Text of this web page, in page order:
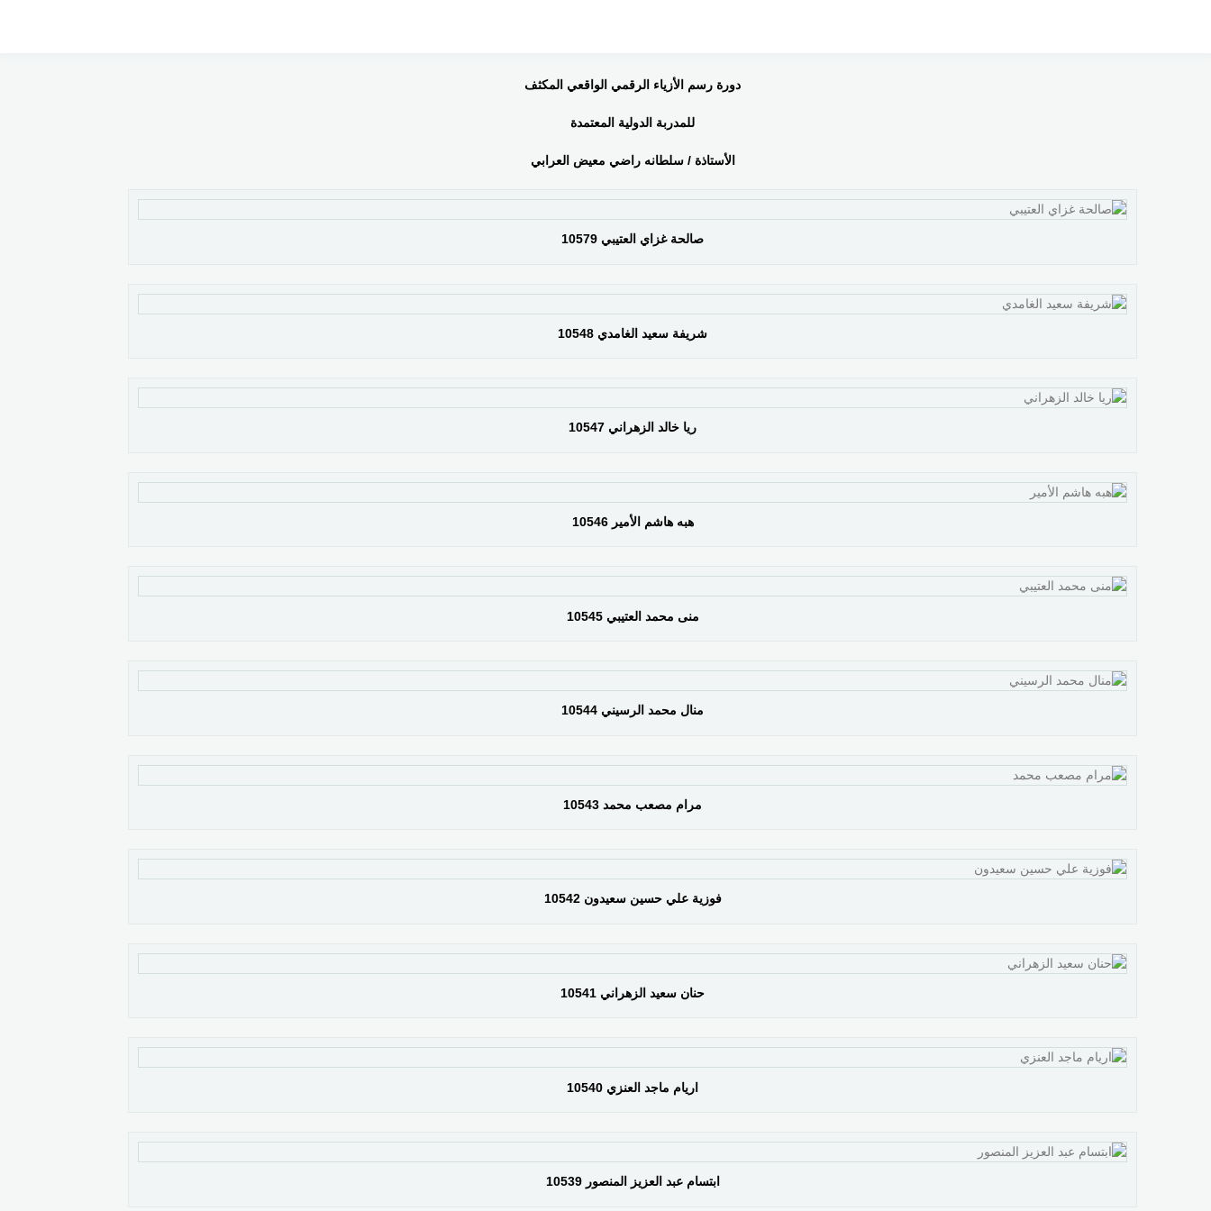
دورة رسم الأزياء الرقمي الواقعي المكثف
للمدربة الدولية المعتمدة
الأستاذة / سلطانه راضي معيض العرابي
صالحة غزاي العتيبي 10579
شريفة سعيد الغامدي 10548
ريا خالد الزهراني 10547
هبه هاشم الأمير 10546
منى محمد العتيبي 10545
منال محمد الرسيني 10544
مرام مصعب محمد 10543
فوزية علي حسين سعيدون 10542
حنان سعيد الزهراني 10541
اريام ماجد العنزي 10540
ابتسام عبد العزيز المنصور 10539